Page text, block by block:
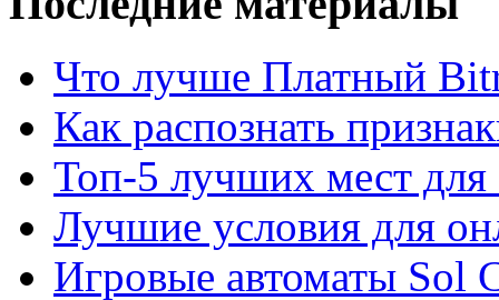
Что лучше Платный
Как распознать
Топ-5 лучших мест для
Лучшие условия для
Игровые автоматы Sol